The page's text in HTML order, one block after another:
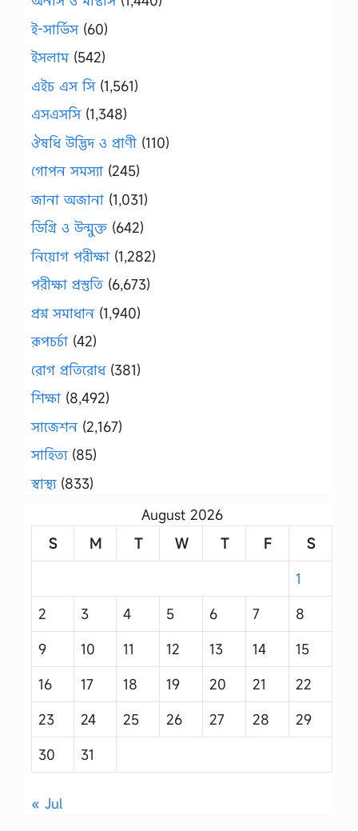
ই-সার্ভিস(60)
ইসলাম(542)
এইচ এস সি(1,561)
এসএসসি(1,348)
ঔষধি উদ্ভিদ ও প্রাণী (110)
গোপন সমস্যা (245)
জানা অজানা (1,031)
ডিগ্রি ও উন্মুক্ত (642)
নিয়োগ পরীক্ষা (1,282)
পরীক্ষা প্রস্তুতি (6,673)
প্রশ্ন সমাধান (1,940)
রূপচর্চা (42)
রোগ প্রতিরোধ(381)
শিক্ষা (8,492)
সাজেশন (2,167)
সাহিত্য(85)
স্বাস্থ্য(833)
August 2026
S
M T W T F
S
1
2
3 4 5 6 7
8
9
10 11 12 13 14
15
16
17 18 19 20 21
22
23
24 25 26 27 28
29
30
31
« Jul